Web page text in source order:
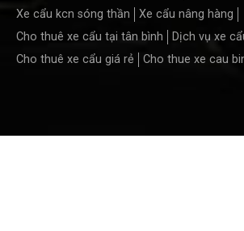
Xe cẩu kcn sóng thần
Xe cẩu nâng hàng
Cho thuê xe cẩu tại tân bình
Dịch vụ xe
Cho thuê xe cẩu giá rẻ
Cho thue xe cau